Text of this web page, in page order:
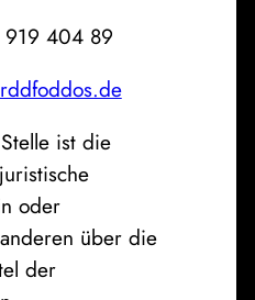
919 404 89
ist die
oder
über die
der